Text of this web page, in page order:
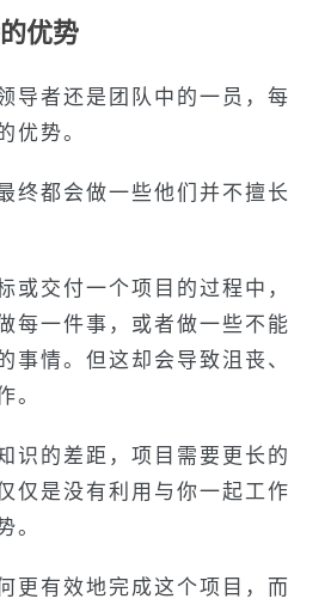
优势
导者还是团队中的一员，每
优势。
终都会做一些他们并不擅长
或交付一个项目的过程中，
每一件事，或者做一些不能
事情。但这却会导致沮丧、
。
识的差距，项目需要更长的
仅是没有利用与你一起工作
。
更有效地完成这个项目，而